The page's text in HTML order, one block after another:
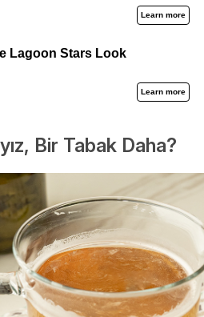
Bir Tabak Daha?